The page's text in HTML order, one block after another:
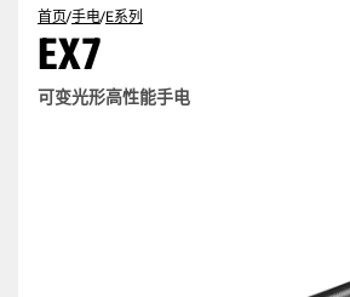
首页/手电/E系列
EX7
可变光形高性能手电